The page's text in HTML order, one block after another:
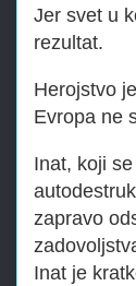
Jer svet u
rezultat.
Herojstvo
Evropa ne
Inat, koji
zapravo
Inat je